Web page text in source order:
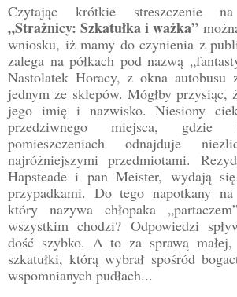
Czytając krótkie streszczenie
„Strażnicy: Szkatułka i ważka”
wniosku, iż mamy do czynienia z
zalega na półkach pod nazwą
Nastolatek Horacy, z okna autobusu
jednym ze sklepów. Mógłby przysiąc,
jego imię i nazwisko. Niesiony
przedziwnego miejsca, gdzie
pomieszczeniach odnajduje
najróżniejszymi przedmiotami.
Hapsteade i pan Meister, wydają
przypadkami. Do tego napotkany
który nazywa chłopaka
wszystkim chodzi? Odpowiedzi
dość szybko. A to za sprawą
szkatułki, którą wybrał spośród
wspomnianych pudłach...